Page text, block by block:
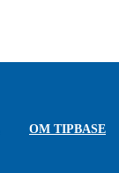
OM TIPBASE